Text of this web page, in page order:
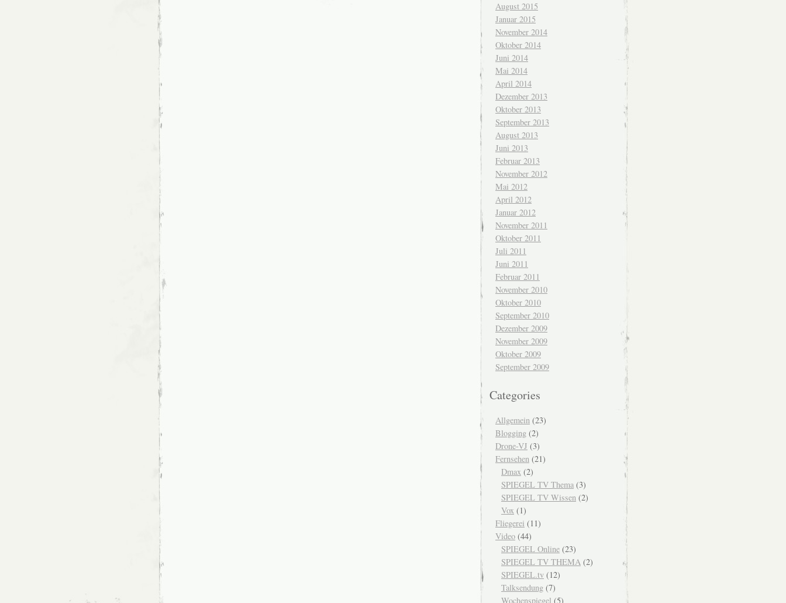
August 2015
Januar 2015
November 2014
Oktober 2014
Juni 2014
Mai 2014
April 2014
Dezember 2013
Oktober 2013
September 2013
August 2013
Juni 2013
Februar 2013
November 2012
Mai 2012
April 2012
Januar 2012
November 2011
Oktober 2011
Juli 2011
Juni 2011
Februar 2011
November 2010
Oktober 2010
September 2010
Dezember 2009
November 2009
Oktober 2009
September 2009
Categories
Allgemein (23)
Blogging (2)
Drone-VJ (3)
Fernsehen (21)
Dmax (2)
SPIEGEL TV Thema (3)
SPIEGEL TV Wissen (2)
Vox (1)
Fliegerei (11)
Video (44)
SPIEGEL Online (23)
SPIEGEL TV THEMA (2)
SPIEGEL.tv (12)
Talksendung (7)
Wochenspiegel (5)